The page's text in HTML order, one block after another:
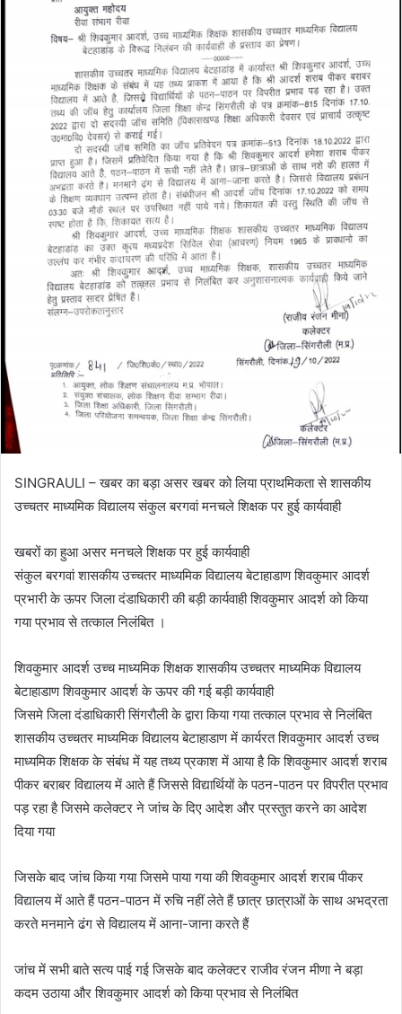
SINGRAULI – खबर का बड़ा असर खबर को लिया प्राथमिकता से शासकीय
उच्चतर माध्यमिक विद्यालय संकुल बरगवां मनचले शिक्षक पर हुई कार्यवाही
खबरों का हुआ असर मनचले शिक्षक पर हुई कार्यवाही
संकुल बरगवां शासकीय उच्चतर माध्यमिक विद्यालय बेटाहाडाण शिवकुमार आदर्श
प्रभारी के ऊपर जिला दंडाधिकारी की बड़ी कार्यवाही शिवकुमार आदर्श को किया
गया प्रभाव से तत्काल निलंबित ।
शिवकुमार आदर्श उच्च माध्यमिक शिक्षक शासकीय उच्चतर माध्यमिक विद्यालय
बेटाहाडाण शिवकुमार आदर्श के ऊपर की गई बड़ी कार्यवाही
जिसमे जिला दंडाधिकारी सिंगरौली के द्वारा किया गया तत्काल प्रभाव से निलंबित
शासकीय उच्चतर माध्यमिक विद्यालय बेटाहाडाण में कार्यरत शिवकुमार आदर्श उच्च
माध्यमिक शिक्षक के संबंध में यह तथ्य प्रकाश में आया है कि शिवकुमार आदर्श शराब
पीकर बराबर विद्यालय में आते हैं जिससे विद्यार्थियों के पठन-पाठन पर विपरीत प्रभाव
पड़ रहा है जिसमे कलेक्टर ने जांच के दिए आदेश और प्रस्तुत करने का आदेश
दिया गया
जिसके बाद जांच किया गया जिसमे पाया गया की शिवकुमार आदर्श शराब पीकर
विद्यालय में आते हैं पठन-पाठन में रुचि नहीं लेते हैं छात्र छात्राओं के साथ अभद्रता
करते मनमाने ढंग से विद्यालय में आना-जाना करते हैं
जांच में सभी बाते सत्य पाई गई जिसके बाद कलेक्टर राजीव रंजन मीणा ने बड़ा
कदम उठाया और शिवकुमार आदर्श को किया प्रभाव से निलंबित